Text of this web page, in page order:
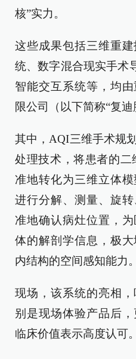
核”实力。
这些成果包括三维重
统、数字混合现实手术
智能交互系统等，均
限公司（以下简称“复迪
其中，AQI三维手术规
处理技术，将患者的
准地转化为三维立体
进行分解、测量、旋
准地确认病灶位置，
体的解剖学信息，极
内结构的空间感知能力。
现场，该系统的亮相
别是现场体验产品后
临床价值表示高度认可。